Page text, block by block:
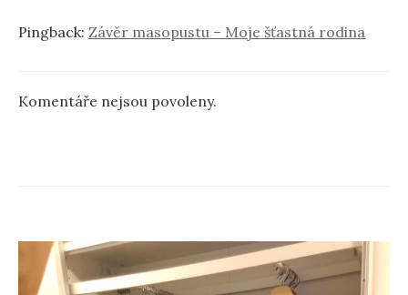
Pingback: Závěr masopustu – Moje šťastná rodina
Komentáře nejsou povoleny.